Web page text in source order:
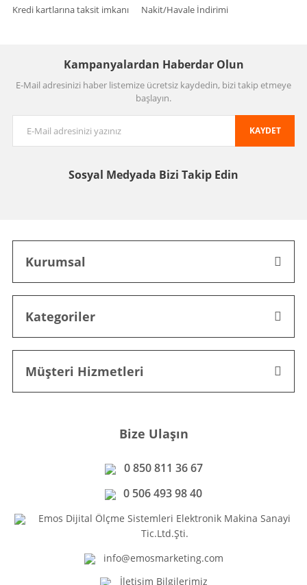
Kredi kartlarına taksit imkanı Nakit/Havale İndirimi
Kampanyalardan Haberdar Olun
E-Mail adresinizi haber listemize ücretsiz kaydedin, bizi takip etmeye
başlayın.
KAYDET
Sosyal Medyada Bizi Takip Edin
Kurumsal
Kategoriler
Müşteri Hizmetleri
Bize Ulaşın
0 850 811 36 67
0 506 493 98 40
Emos Dijital Ölçme Sistemleri Elektronik Makina Sanayi
Tic.Ltd.Şti.
info@emosmarketing.com
İletişim Bilgilerimiz